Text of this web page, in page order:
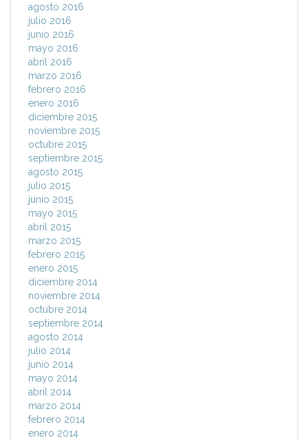
agosto 2016
julio 2016
junio 2016
mayo 2016
abril 2016
marzo 2016
febrero 2016
enero 2016
diciembre 2015
noviembre 2015
octubre 2015
septiembre 2015
agosto 2015
julio 2015
junio 2015
mayo 2015
abril 2015
marzo 2015
febrero 2015
enero 2015
diciembre 2014
noviembre 2014
octubre 2014
septiembre 2014
agosto 2014
julio 2014
junio 2014
mayo 2014
abril 2014
marzo 2014
febrero 2014
enero 2014